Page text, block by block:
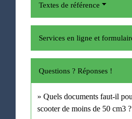
Textes de référence
Services en ligne et
Questions ? Réponses !
Quels documents faut-il
scooter de moins de 50 cm3 ?